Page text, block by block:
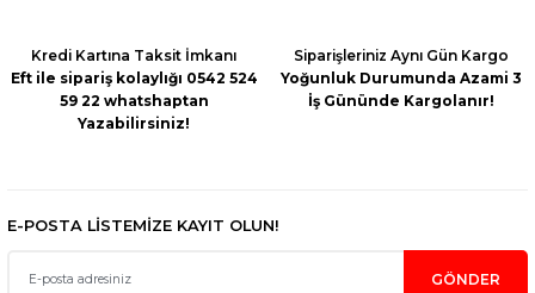
Kredi Kartına Taksit İmkanı
Eft ile sipariş kolaylığı 0542 524
59 22 whatshaptan
Yazabilirsiniz!
Siparişleriniz Aynı Gün Kargo
Yoğunluk Durumunda Azami 3
İş Gününde Kargolanır!
E-POSTA LİSTEMİZE KAYIT OLUN!
GÖNDER